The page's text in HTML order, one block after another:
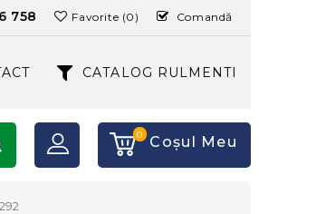
758 Favorite (0) Comandă
CATALOG RULMENTI
0 Coşul Meu